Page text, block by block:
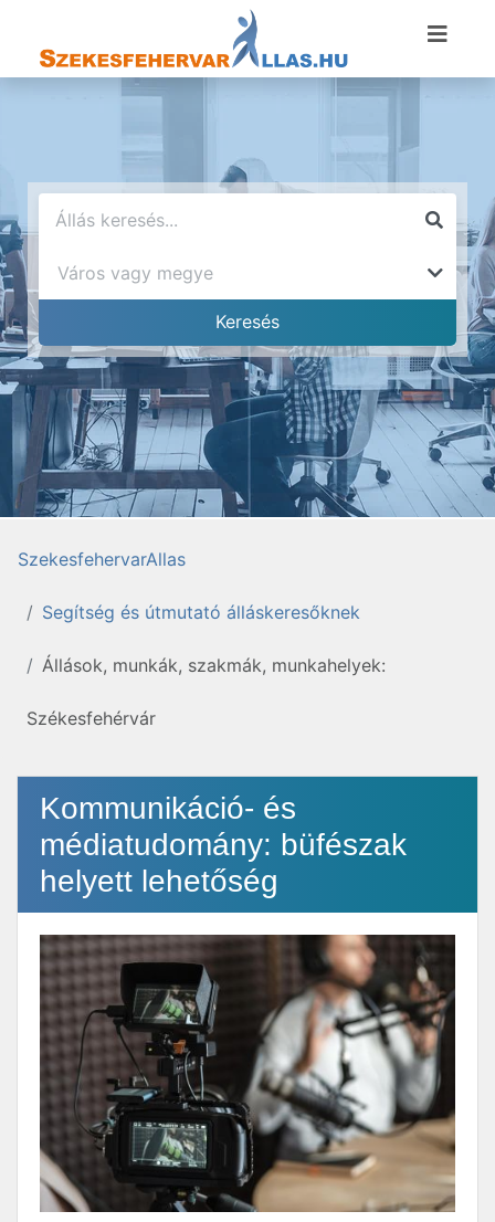
SzekesfehervarAllas
Segítség és útmutató álláskeresőknek
Állások, munkák, szakmák, munkahelyek:
Székesfehérvár
Kommunikáció- és
médiatudomány: büfészak
helyett lehetőség